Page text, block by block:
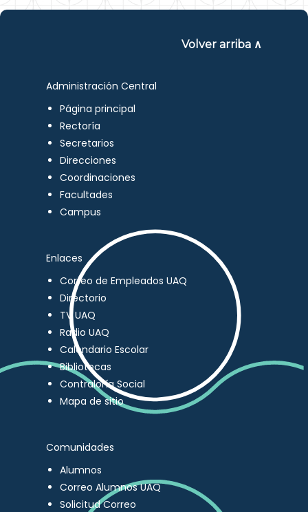
Volver arriba ∧
Administración Central
Página principal
Rectoría
Secretarios
Direcciones
Coordinaciones
Facultades
Campus
Enlaces
Correo de Empleados UAQ
Directorio
TV UAQ
Radio UAQ
Calendario Escolar
Bibliotecas
Contraloría Social
Mapa de sitio
Comunidades
Alumnos
Correo Alumnos UAQ
Solicitud Correo